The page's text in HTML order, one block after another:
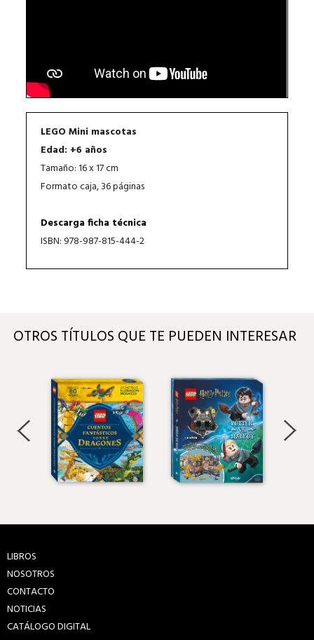
LEGO Mini mascotas
Edad: +6 años
Tamaño: 16 x 17 cm
Formato caja, 36 páginas
Descarga ficha técnica
ISBN: 978-987-815-444-2
OTROS TÍTULOS QUE TE PUEDEN INTERESAR
LIBROS
NOSOTROS
CONTACTO
NOTICIAS
CATÁLOGO DIGITAL